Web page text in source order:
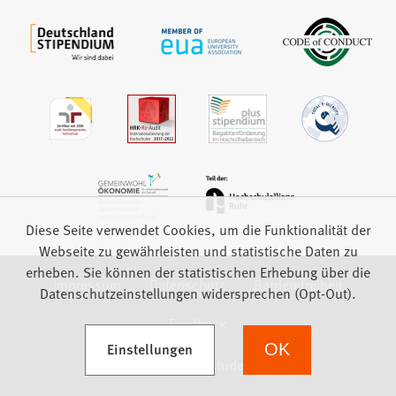
Impressum Datenschutz
Barrierefreiheit
Feedback
Diese Seite verwendet Cookies, um die Funktionalität der
Webseite zu gewährleisten und statistische Daten zu
erheben. Sie können der statistischen Erhebung über die
Datenschutzeinstellungen widersprechen (Opt-Out).
Einstellungen
(Öffnet in einem neuen Tab) OK